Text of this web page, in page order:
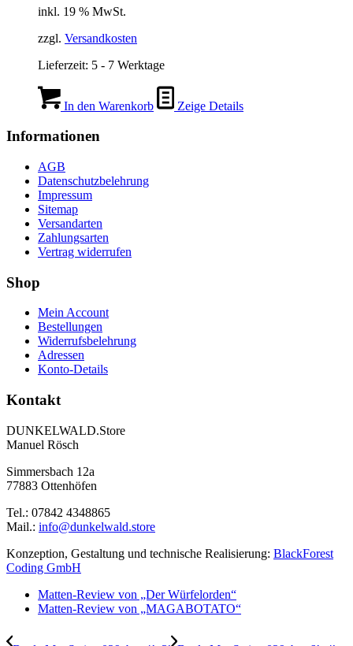
inkl. 19 % MwSt.
zzgl. Versandkosten
Lieferzeit: 5 - 7 Werktage
In den Warenkorb Zeige Details
Informationen
AGB
Datenschutzbelehrung
Impressum
Sitemap
Versandarten
Zahlungsarten
Vertrag widerrufen
Shop
Mein Account
Bestellungen
Widerrufsbelehrung
Adressen
Konto-Details
Kontakt
DUNKELWALD.Store
Manuel Rösch
Simmersbach 12a
77883 Ottenhöfen
Tel.: 07842 4348865
Mail.: info@dunkelwald.store
Konzeption, Gestaltung und technische Realisierung: BlackForest
Coding GmbH
Matten-Review von „Der Würfelorden“
Matten-Review von „MAGABOTATO“